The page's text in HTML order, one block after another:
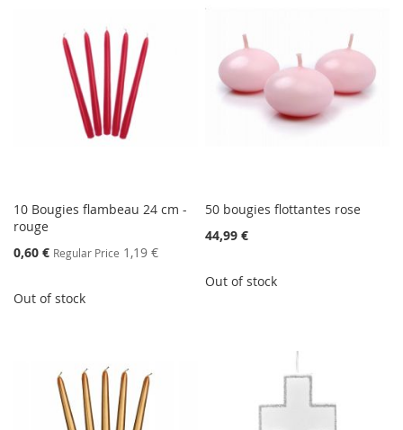
10 Bougies flambeau 24 cm -
rouge
Special
0,60 € Regular Price 1,19 €
Out of stock
50 bougies flottantes rose
44,99 €
Out of stock